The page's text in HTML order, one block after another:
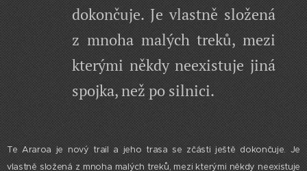
dokončuje. Je vlastně složená
z mnoha malých treků, mezi
kterými někdy neexistuje jiná
spojka, než po silnici.
Te Araroa je nový trail a jeho trasa se zčásti ještě dokončuje. Je
vlastně složená z mnoha malých treků, mezi kterými někdy neexistuje